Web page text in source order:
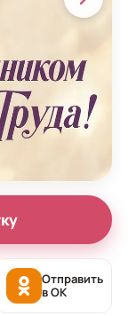
Отправить
в OK